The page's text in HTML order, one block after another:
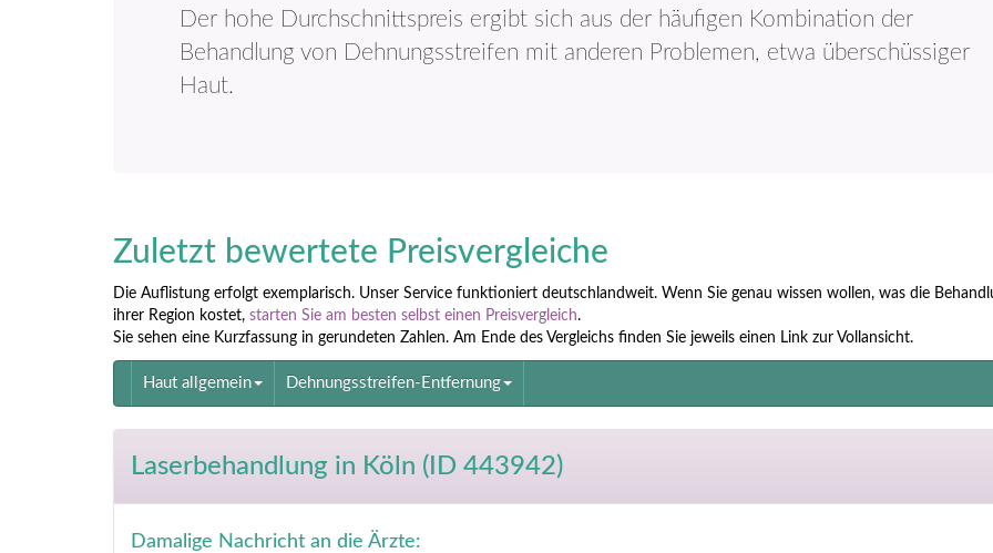
Der hohe Durchschnittspreis ergibt sich aus der häufigen Kombination der
Behandlung von Dehnungsstreifen mit anderen Problemen, etwa überschüssiger
Haut.
Zuletzt bewertete Preisvergleiche
Die Auflistung erfolgt exemplarisch. Unser Service funktioniert deutschlandweit. Wenn Sie genau wissen wollen, was die
ihrer Region kostet, starten Sie am besten selbst einen Preisvergleich.
Sie sehen eine Kurzfassung in gerundeten Zahlen. Am Ende des Vergleichs finden Sie jeweils einen Link zur Vollansicht.
Haut allgemein Dehnungsstreifen-Entfernung
Laserbehandlung in Köln (ID 443942)
Damalige Nachricht an die Ärzte: